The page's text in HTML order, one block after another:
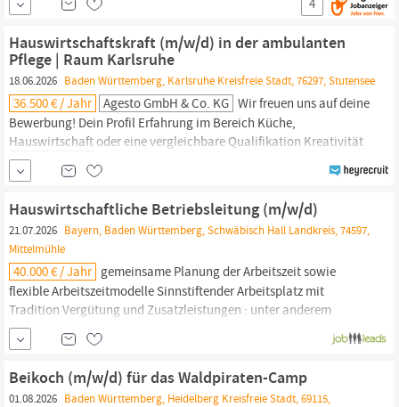
geltenden Hygienevorschriften (HACCP)
und
der Gästezimmer, Camp...
Hauswirtschaftskraft (m/w/d) in der ambulanten
Pflege | Raum Karlsruhe
18.06.2026 Baden Württemberg, Karlsruhe Kreisfreie Stadt, 76297, Stutensee
36.500 € / Jahr Agesto GmbH & Co. KG Wir freuen uns auf deine
Bewerbung! Dein Profil Erfahrung im Bereich Küche,
Hauswirtschaft oder eine vergleichbare Qualifikation Kreativität
und Innovationsfreude sowie flexibles Denken in der Küche und
beim Kochen Bereitschaft, Hygieneanforderungen konsequent
Aufgaben zu übernehmen
Belastbarkeit und ein
Hauswirtschaftliche Betriebsleitung (m/w/d)
21.07.2026 Bayern, Baden Württemberg, Schwäbisch Hall Landkreis, 74597,
Mittelmühle
40.000 € / Jahr gemeinsame Planung der Arbeitszeit sowie
flexible Arbeitszeitmodelle Sinnstiftender Arbeitsplatz mit
Tradition Vergütung und Zusatzleistungen : unter anderem
Jahressonderzahlung, Vermögenswirksame Leistungen und
Mitarbeitenden Rabatte Sie übernehmen die Leitung des
Gesamtbereichs
Hauswirtschaft
Speisenversorgung, Wäsche undReinigung.
Beikoch (m/w/d) für das Waldpiraten-Camp
01.08.2026 Baden Württemberg, Heidelberg Kreisfreie Stadt, 69115,